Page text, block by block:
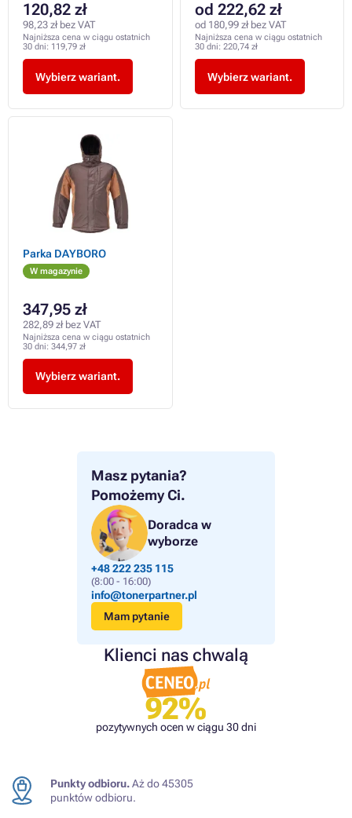
Masz pytania?
Pomożemy Ci.
Doradca w
wyborze
+48 222 235 115
(8:00 - 16:00)
info@tonerpartner.pl
Mam pytanie
Klienci nas chwalą
92%
pozytywnych ocen w ciągu 30 dni
120,82 zł
98,23 zł bez VAT
Najniższa cena w ciągu ostatnich
30 dni: 119,79 zł
Wybierz wariant.
od 222,62 zł
od 180,99 zł bez VAT
Najniższa cena w ciągu ostatnich
30 dni: 220,74 zł
Wybierz wariant.
Parka DAYBORO
W magazynie
347,95 zł
282,89 zł bez VAT
Najniższa cena w ciągu ostatnich
30 dni: 344,97 zł
Wybierz wariant.
Punkty odbioru.Aż do 45305
punktów odbioru.